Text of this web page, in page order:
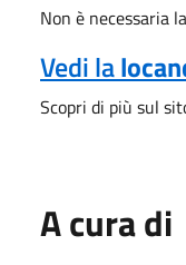
Non è necessaria
Vedi la
Scopri di più sul
A cura di